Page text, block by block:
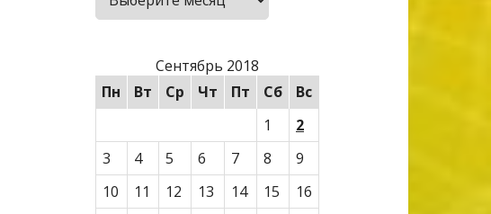
Сентябрь 2018
Пн
Вт Ср Чт Пт Сб
Вс
1
2
3
4 5 6 7 8
9
10
11 12 13 14 15
16